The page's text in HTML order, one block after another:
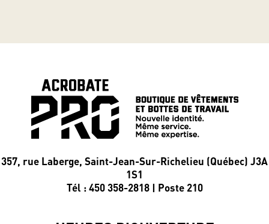
357, rue Laberge, Saint-Jean-Sur-Richelieu (Québec) J3A
1S1
Tél : 450 358-2818 | Poste 210